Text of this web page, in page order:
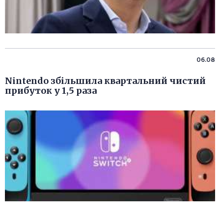
06.08
Nintendo збільшила квартальний чистий
прибуток у 1,5 раза